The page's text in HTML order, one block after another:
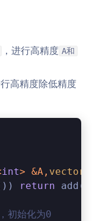
，进行高精度 A和
行高精度除低精度
int> &A, vector
return
初始化为0